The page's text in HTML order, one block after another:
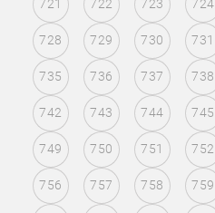
721 722 723 724
728 729 730 731
735 736 737 738
742 743 744 745
749 750 751 752
756 757 758 759